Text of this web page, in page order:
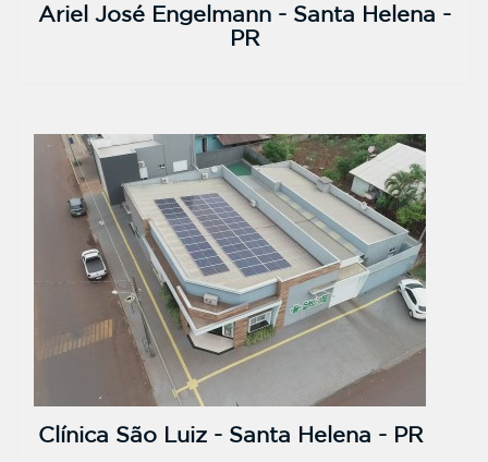
Ariel José Engelmann - Santa Helena -
PR
Clínica São Luiz - Santa Helena - PR